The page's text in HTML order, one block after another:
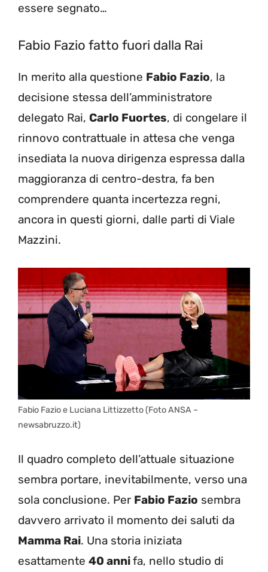
essere segnato…
Fabio Fazio fatto fuori dalla Rai
In merito alla questione Fabio Fazio, la
decisione stessa dell’amministratore
delegato Rai, Carlo Fuortes, di congelare il
rinnovo contrattuale in attesa che venga
insediata la nuova dirigenza espressa dalla
maggioranza di centro-destra, fa ben
comprendere quanta incertezza regni,
ancora in questi giorni, dalle parti di Viale
Mazzini.
Fabio Fazio e Luciana Littizzetto (Foto ANSA –
newsabruzzo.it)
Il quadro completo dell’attuale situazione
sembra portare, inevitabilmente, verso una
sola conclusione. Per Fabio Fazio sembra
davvero arrivato il momento dei saluti da
Mamma Rai. Una storia iniziata
esattamente 40 annifa, nello studio di